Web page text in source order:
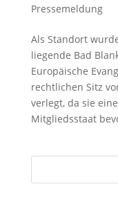
Pressemeldung
Als Standort
liegende Bad
Europäische
rechtlichen Sitz
verlegt, da sie
Mitgliedsstaat